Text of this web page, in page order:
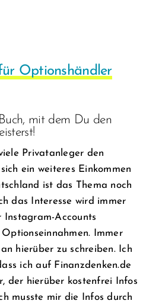
Optionshändler
mit dem Du den
Privatanleger den
ein weiteres Einkommen
ist das Thema noch
das Interesse wird immer
Instagram-Accounts
Immer
hierüber zu schreiben. Ich
ich auf Finanzdenken.de
der hierüber kostenfrei Infos
musste mir die Infos durch